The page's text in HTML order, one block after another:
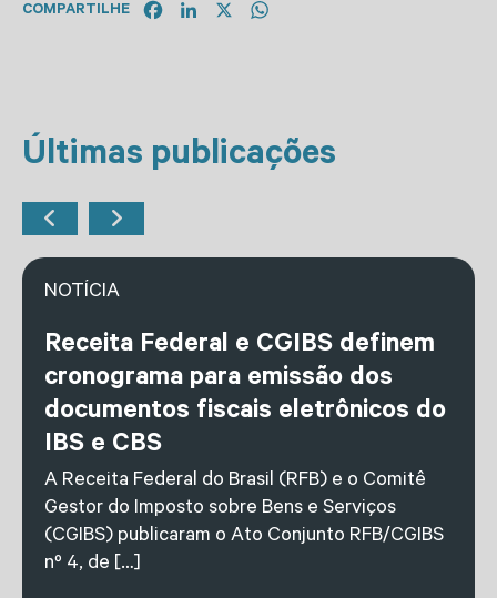
COMPARTILHE FacebookLinkedIn
Últimas publicações
NOTÍCIA
Receita Federal e CGIBS definem
cronograma para emissão dos
documentos fiscais eletrônicos do
IBS e CBS
A Receita Federal do Brasil (RFB) e o Comitê
Gestor do Imposto sobre Bens e Serviços
(CGIBS) publicaram o Ato Conjunto RFB/CGIBS
nº 4, de […]